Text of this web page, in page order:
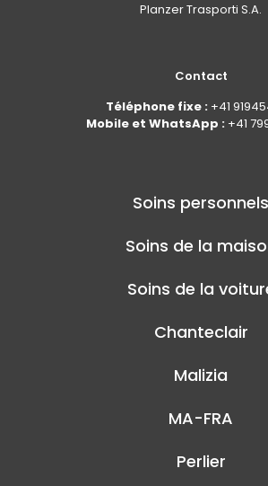
Planzer Trasporti S.A.
Contact
Téléphone fixe : +41
Mobile et WhatsApp : +41
Soins personnels
Soins de la
Soins de la
Chanteclair
Malizia
MA-FRA
Perlier